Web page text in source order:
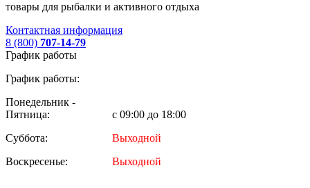
товары для рыбалки и активного отдыха
Контактная информация
8 (800) 707-14-79
График работы
График работы:
Понедельник -
Пятница:
с 09:00 до 18:00
Суббота:
Выходной
Воскресенье:
Выходной